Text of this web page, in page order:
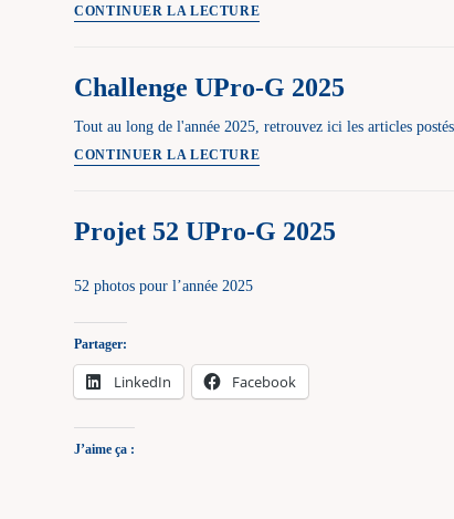
CONTINUER LA LECTUREProjet
G
Challenge UPro-G 2025
Tout au long de l'année 2025, retrouvez ici les articles
CONTINUER LA LECTUREChallenge
2025
Projet 52 UPro-G 2025
52 photos pour l’année 2025
Partager:
LinkedIn Facebook
J’aime ça :